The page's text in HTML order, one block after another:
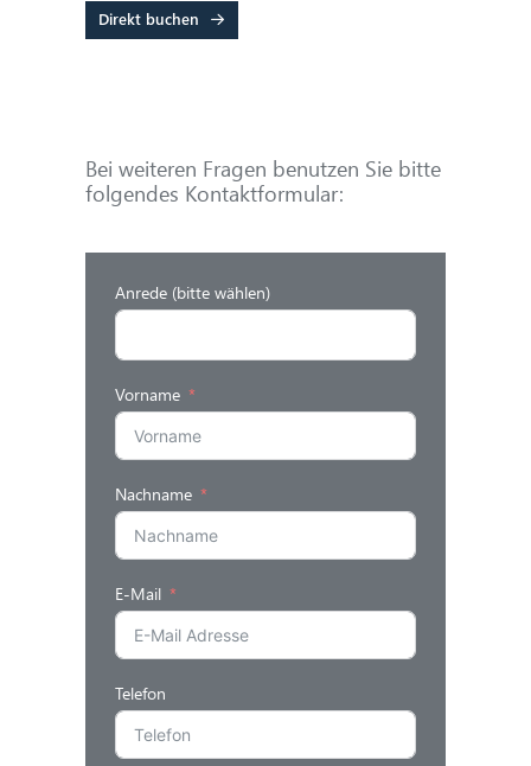
Direkt buchen
Bei weiteren Fragen benutzen Sie bitte
folgendes Kontaktformular:
Anrede (bitte wählen)
Vorname
Nachname
E-Mail
Telefon